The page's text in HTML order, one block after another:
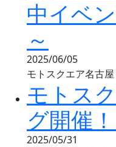
中イベ
～
2025/06/05
モトスクエア名古屋
モトス
グ開催！
2025/05/31